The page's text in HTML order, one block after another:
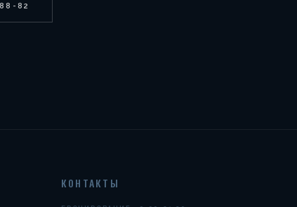
82
КОНТАКТЫ